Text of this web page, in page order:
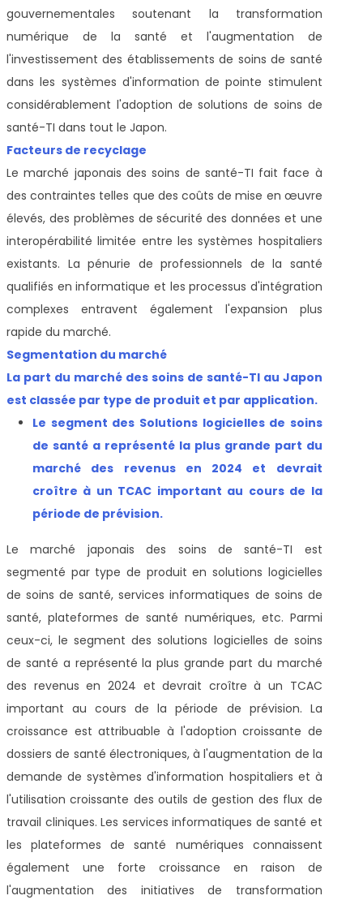
gouvernementales soutenant la transformation
numérique de la santé et l'augmentation de
l'investissement des établissements de soins de santé
dans les systèmes d'information de pointe stimulent
considérablement l'adoption de solutions de soins de
santé-TI dans tout le Japon.
Facteurs de recyclage
Le marché japonais des soins de santé-TI fait face à
des contraintes telles que des coûts de mise en œuvre
élevés, des problèmes de sécurité des données et une
interopérabilité limitée entre les systèmes hospitaliers
existants. La pénurie de professionnels de la santé
qualifiés en informatique et les processus d'intégration
complexes entravent également l'expansion plus
rapide du marché.
Segmentation du marché
La part du marché des soins de santé-TI au Japon
est classée par type de produit et par application.
Le segment des Solutions logicielles de soins
de santé a représenté la plus grande part du
marché des revenus en 2024 et devrait
croître à un TCAC important au cours de la
période de prévision.
Le marché japonais des soins de santé-TI est
segmenté par type de produit en solutions logicielles
de soins de santé, services informatiques de soins de
santé, plateformes de santé numériques, etc. Parmi
ceux-ci, le segment des solutions logicielles de soins
de santé a représenté la plus grande part du marché
des revenus en 2024 et devrait croître à un TCAC
important au cours de la période de prévision. La
croissance est attribuable à l'adoption croissante de
dossiers de santé électroniques, à l'augmentation de la
demande de systèmes d'information hospitaliers et à
l'utilisation croissante des outils de gestion des flux de
travail cliniques. Les services informatiques de santé et
les plateformes de santé numériques connaissent
également une forte croissance en raison de
l'augmentation des initiatives de transformation